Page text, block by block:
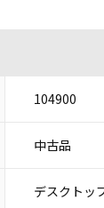
104900
中古品
デスクトッ